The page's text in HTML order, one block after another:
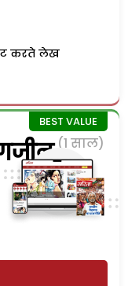
करते लेख
(1 साल)